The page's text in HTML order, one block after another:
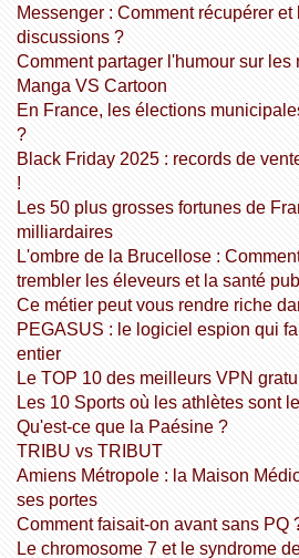
Messenger : Comment récupérer et lire toutes les
discussions ?
Comment partager l'humour sur
Manga VS Cartoon
En France, les élections municipales : comment ça marche
?
Black Friday 2025 : records de ventes, chaos de livraisons
!
Les 50 plus grosses fortunes de France sont tous des
milliardaires
L'ombre de la Brucellose : Comment une bactérie fait
trembler les éleveurs et la santé
Ce métier peut vous rendre riche
PEGASUS : le logiciel espion qui fait trembler le Monde
entier
Le TOP 10 des meilleurs VPN
Les 10 Sports où les athlètes sont
Qu'est-ce que la Paésine ?
TRIBU vs TRIBUT
Amiens Métropole : la Maison Médicale de Camon ferme
ses portes
Comment faisait-on avant sans PQ
Le chromosome 7 et le syndrome